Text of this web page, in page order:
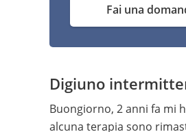
Fai una
Digiuno
Buongiorno, 2 anni fa mi
alcuna terapia sono